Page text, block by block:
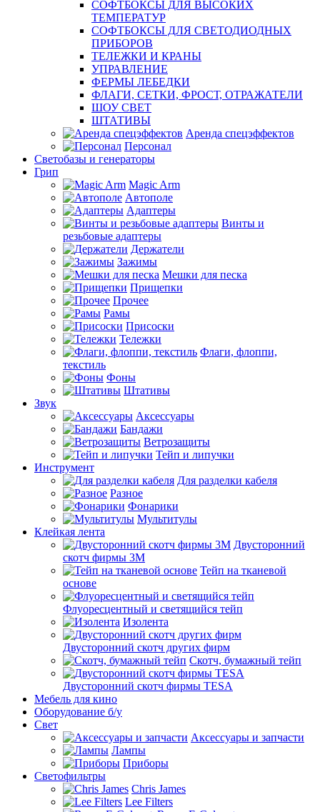
СОФТБОКСЫ ДЛЯ ВЫСОКИХ
ТЕМПЕРАТУР
СОФТБОКСЫ ДЛЯ СВЕТОДИОДНЫХ
ПРИБОРОВ
ТЕЛЕЖКИ И КРАНЫ
УПРАВЛЕНИЕ
ФЕРМЫ ЛЕБЕДКИ
ФЛАГИ, СЕТКИ, ФРОСТ, ОТРАЖАТЕЛИ
ШОУ СВЕТ
ШТАТИВЫ
Аренда спецэффектов
Персонал
Светобазы и генераторы
Грип
Magic Arm
Автополе
Адаптеры
Винты и
резьбовые адаптеры
Держатели
Зажимы
Мешки для песка
Прищепки
Прочее
Рамы
Присоски
Тележки
Флаги, флоппи,
текстиль
Фоны
Штативы
Звук
Аксессуары
Бандажи
Ветрозащиты
Тейп и липучки
Инструмент
Для разделки кабеля
Разное
Фонарики
Мультитулы
Клейкая лента
Двусторонний
скотч фирмы 3M
Тейп на тканевой
основе
Флуоресцентный и светящийся тейп
Изолента
Двусторонний скотч других фирм
Скотч, бумажный тейп
Двусторонний скотч фирмы TESA
Мебель для кино
Оборудование б/у
Свет
Аксессуары и запчасти
Лампы
Приборы
Светофильтры
Chris James
Lee Filters